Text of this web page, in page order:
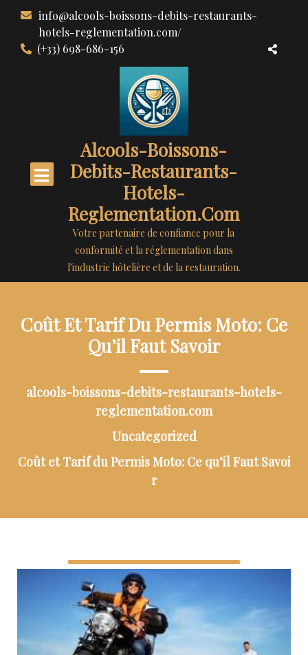
contenu
info@alcools-boissons-debits-restaurants-
hotels-reglementation.com/
(+33) 698-686-156
Alcools-Boissons-
Debits-Restaurants-
Hotels-
Reglementation.com
Votre partenaire de confiance pour la
conformité et la réglementation dans
l'industrie hôtelière et de la restauration.
Coût Et Tarif Du Permis Moto: Ce
Qu’il Faut Savoir
alcools-boissons-debits-restaurants-hotels-
reglementation.com
Uncategorized
Coût et Tarif du Permis Moto: Ce qu’il Faut Savoi
r